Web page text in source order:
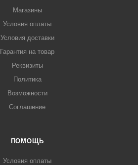
Магазины
Условия оплаты
Условия доставки
Гарантия на товар
Реквизиты
Политика
Возможности
Соглашение
ПОМОЩЬ
Условия оплаты